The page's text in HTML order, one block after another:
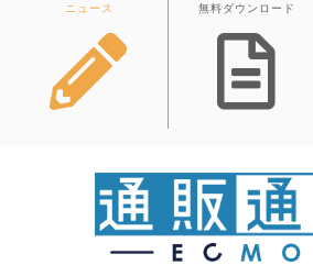
ニュース 無料ダウンロード